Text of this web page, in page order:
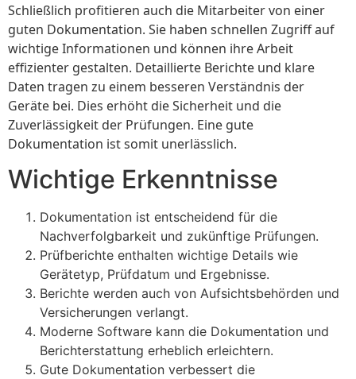
Schließlich profitieren auch die Mitarbeiter von einer
guten Dokumentation. Sie haben schnellen Zugriff auf
wichtige Informationen und können ihre Arbeit
effizienter gestalten. Detaillierte Berichte und klare
Daten tragen zu einem besseren Verständnis der
Geräte bei. Dies erhöht die Sicherheit und die
Zuverlässigkeit der Prüfungen. Eine gute
Dokumentation ist somit unerlässlich.
Wichtige Erkenntnisse
Dokumentation ist entscheidend für die
Nachverfolgbarkeit und zukünftige Prüfungen.
Prüfberichte enthalten wichtige Details wie
Gerätetyp, Prüfdatum und Ergebnisse.
Berichte werden auch von Aufsichtsbehörden und
Versicherungen verlangt.
Moderne Software kann die Dokumentation und
Berichterstattung erheblich erleichtern.
Gute Dokumentation verbessert die